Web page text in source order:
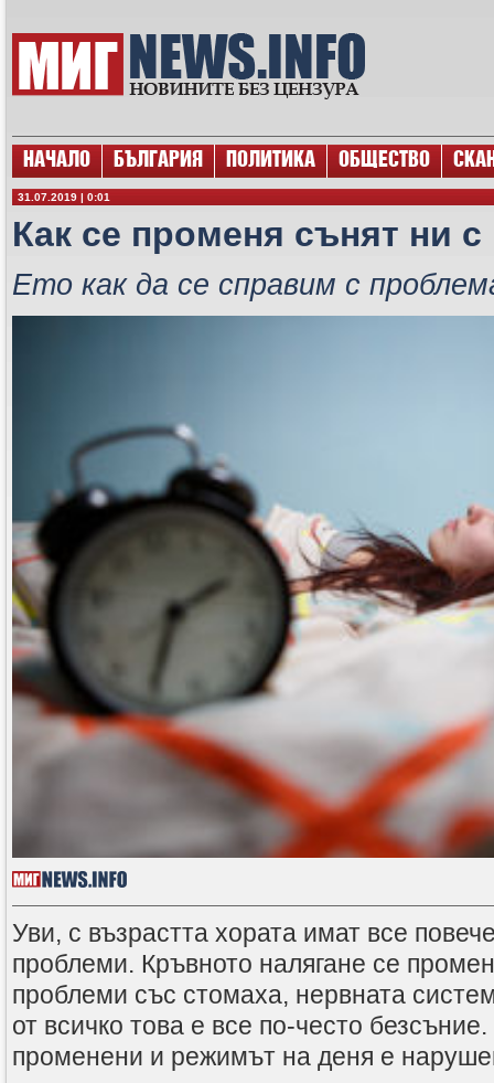
НАЧАЛО БЪЛГАРИЯ ПОЛИТИКА ОБЩЕСТВО
31.07.2019 | 0:01
Как се променя сънят ни с
Ето как да се справим с
Уви, с възрастта хората имат все
проблеми. Кръвното налягане се
проблеми със стомаха, нервната
от всичко това е все по-често
променени и режимът на деня е